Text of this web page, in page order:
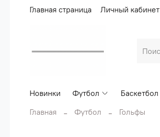
Главная страница Личный кабинет
Новинки Футбол Баскетбол
Главная
Футбол Гольфы